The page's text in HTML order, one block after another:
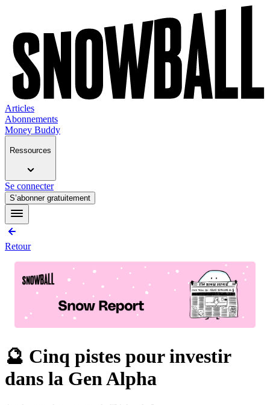
Articles
Abonnements
Money Buddy
Ressources
Se connecter
S’abonner gratuitement
Retour
🔮 Cinq pistes pour investir
dans la Gen Alpha